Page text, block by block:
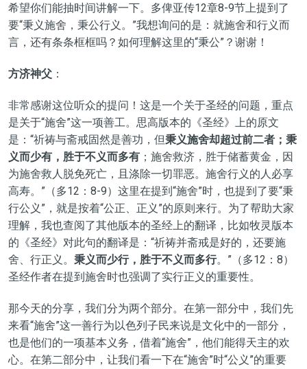
希望你们能抽时间讲解一下。多俾亚传12章8-9节上提到了
要“秉义施舍，秉公行义。”我想询问的是：就施舍和行义而
言，还有条条框框吗？如何理解这里的“秉公”？谢谢！
方济神父：
非常感谢这位听众的提问！这是一个关于圣经的问题，重点
是关于“施舍”这一项善工。思高版本的《圣经》上的原文
是：“祈祷与斋戒固然是善功，但秉义施舍却超过前二者；秉
义而少有，胜于不义而多有；施舍救济，胜于储蓄黄金，因
为施舍救人脱免死亡，且涤除一切罪恶。施舍行义的人必享
高寿。”（多12：8-9）这里在提到“施舍”时，也提到了要“秉
行公义”，就是按着“公正、正义”的原则来行。为了帮助大家
理解，我也查阅了其他版本的圣经上的翻译，比如牧灵版本
的《圣经》对此句的翻译是：“祈祷并斋戒是好的，还要施
舍、行正义。 秉义而少行，胜于不义而多行。”（多12：8）
圣经作者在提到施舍时也强调了实行正义的重要性。
那今天的分享，我们分为两个部分。在第一部分中，我们先
来看“施舍”这一善行为以色列子民来说是文化中的一部分，
也是他们的一项基本义务，借着“施舍”，他们能得天主的欢
心。在第二部分中，让我们看一下在“施舍”时“公义”的重要